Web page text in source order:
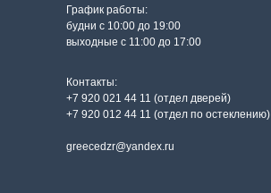
График работы:
будни с 10:00 до 19:00
выходные с 11:00 до 17:00
Контакты:
+7 920 021 44 11 (отдел дверей)
+7 920 012 44 11 (отдел по остеклению)
greecedzr@yandex.ru